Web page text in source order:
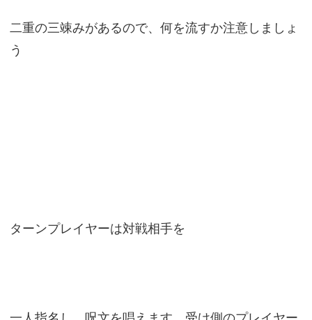
二重の三竦みがあるので、何を流すか注意しましょ
う
ターンプレイヤーは対戦相手を